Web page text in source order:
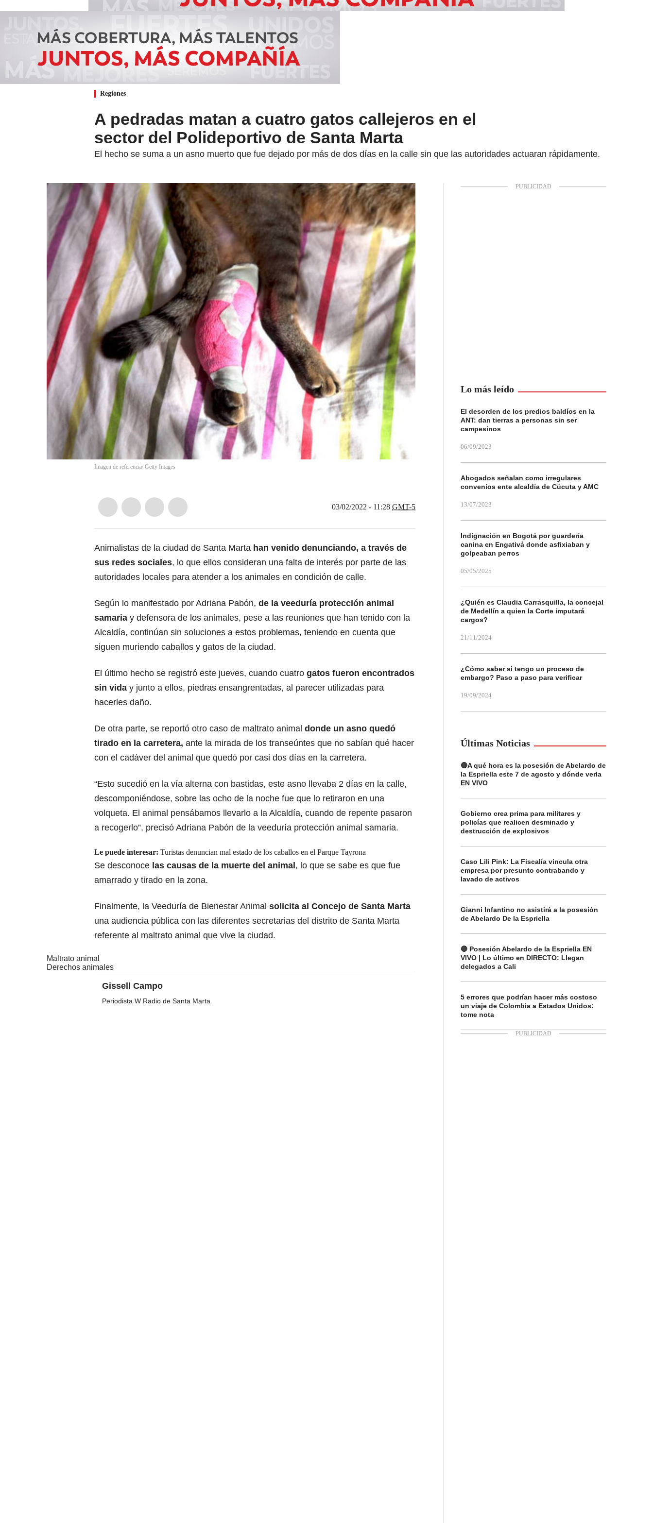
Regiones
A pedradas matan a cuatro gatos callejeros en el
sector del Polideportivo de Santa Marta
El hecho se suma a un asno muerto que fue dejado por más de dos días en la calle sin que las autoridades actuaran rápidamente.
Imagen de referencia/ Getty Images
03/02/2022 - 11:28 GMT-5
Animalistas de la ciudad de Santa Marta han venido denunciando, a través de
sus redes sociales, lo que ellos consideran una falta de interés por parte de las
autoridades locales para atender a los animales en condición de calle.
Según lo manifestado por Adriana Pabón, de la veeduría protección animal
samaria y defensora de los animales, pese a las reuniones que han tenido con la
Alcaldía, continúan sin soluciones a estos problemas, teniendo en cuenta que
siguen muriendo caballos y gatos de la ciudad.
El último hecho se registró este jueves, cuando cuatro gatos fueron encontrados
sin vida y junto a ellos, piedras ensangrentadas, al parecer utilizadas para
hacerles daño.
De otra parte, se reportó otro caso de maltrato animal donde un asno quedó
tirado en la carretera, ante la mirada de los transeúntes que no sabían qué hacer
con el cadáver del animal que quedó por casi dos días en la carretera.
“Esto sucedió en la vía alterna con bastidas, este asno llevaba 2 días en la calle,
descomponiéndose, sobre las ocho de la noche fue que lo retiraron en una
volqueta. El animal pensábamos llevarlo a la Alcaldía, cuando de repente pasaron
a recogerlo”, precisó Adriana Pabón de la veeduría protección animal samaria.
Le puede interesar: Turistas denuncian mal estado de los caballos en el Parque Tayrona
Se desconoce las causas de la muerte del animal , lo que se sabe es que fue
amarrado y tirado en la zona.
Finalmente, la Veeduría de Bienestar Animal solicita al Concejo de Santa Marta
una audiencia pública con las diferentes secretarias del distrito de Santa Marta
referente al maltrato animal que vive la ciudad.
Maltrato animal
Derechos animales
Gissell Campo
Periodista W Radio de Santa Marta
Lo más leído
El desorden de los predios baldíos en la
ANT: dan tierras a personas sin ser
campesinos
06/09/2023
Abogados señalan como irregulares
convenios ente alcaldía de Cúcuta y AMC
13/07/2023
Indignación en Bogotá por guardería
canina en Engativá donde asfixiaban y
golpeaban perros
05/05/2025
¿Quién es Claudia Carrasquilla, la concejal
de Medellín a quien la Corte imputará
cargos?
21/11/2024
¿Cómo saber si tengo un proceso de
embargo? Paso a paso para verificar
19/09/2024
Últimas Noticias
🔴A qué hora es la posesión de Abelardo de
la Espriella este 7 de agosto y dónde verla
EN VIVO
Gobierno crea prima para militares y
policías que realicen desminado y
destrucción de explosivos
Caso Lili Pink: La Fiscalía vincula otra
empresa por presunto contrabando y
lavado de activos
Gianni Infantino no asistirá a la posesión
de Abelardo De la Espriella
🔴 Posesión Abelardo de la Espriella EN
VIVO | Lo último en DIRECTO: Llegan
delegados a Cali
5 errores que podrían hacer más costoso
un viaje de Colombia a Estados Unidos:
tome nota